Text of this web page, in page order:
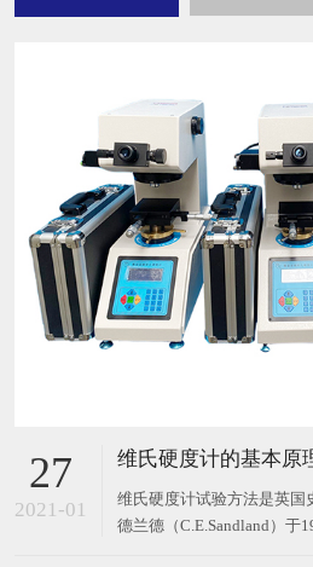
27
2021-01
维氏硬度计的基本原
维氏硬度计试验方法是英国
德兰德（C.E.Sandland）于